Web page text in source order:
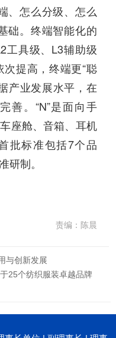
、怎么分级、怎么
础。终端智能化的
工具级、L3辅助级
提高，终端更“聪
产业发展水平，在
善。“N”是面向手
座舱、音箱、耳机
批标准包括7个品
研制。
责编：陈晨
与创新发展
25个纺织服装卓越品牌